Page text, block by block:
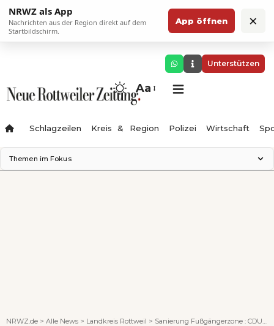
NRWZ als App
Nachrichten aus der Region direkt auf dem
Startbildschirm.
App öffnen ×
Unterstützen
Aa
Schlagzeilen Kreis & Region Polizei Wirtschaft
Themen im Fokus
NRWZ.de > Alle News > Landkreis Rottweil > Sanierung Fußgängerzone : CDU fordert Umsetzung